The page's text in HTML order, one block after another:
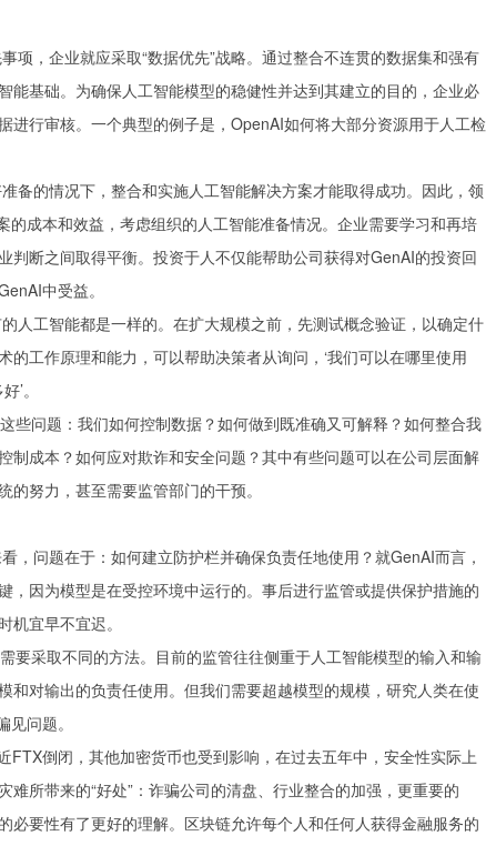
项，企业就应采取“数据优先”战略。通过整合不连贯的数据集和强有
能基础。为确保人工智能模型的稳健性并达到其建立的目的，企业必
进行审核。一个典型的例子是，OpenAI如何将大部分资源用于人工检
备的情况下，整合和实施人工智能解决方案才能取得成功。因此，领
的成本和效益，考虑组织的人工智能准备情况。企业需要学习和再培
判断之间取得平衡。投资于人不仅能帮助公司获得对GenAI的投资回
中受益。
人工智能都是一样的。在扩大规模之前，先测试概念验证，以确定什
的工作原理和能力，可以帮助决策者从询问，‘我们可以在哪里使用
’。
些问题：我们如何控制数据？如何做到既准确又可解释？如何整合我
制成本？如何应对欺诈和安全问题？其中有些问题可以在公司层面解
的努力，甚至需要监管部门的干预。
，问题在于：如何建立防护栏并确保负责任地使用？就GenAI而言，
，因为模型是在受控环境中运行的。事后进行监管或提供保护措施的
机宜早不宜迟。
要采取不同的方法。目前的监管往往侧重于人工智能模型的输入和输
和对输出的负责任使用。但我们需要超越模型的规模，研究人类在使
问题。
FTX倒闭，其他加密货币也受到影响，在过去五年中，安全性实际上
难所带来的“好处”：诈骗公司的清盘、行业整合的加强，更重要的
必要性有了更好的理解。区块链允许每个人和任何人获得金融服务的